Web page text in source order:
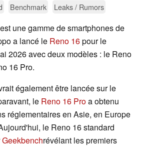
Benchmark Leaks / Rumors
une gamme de smartphones de
a lancé le Reno 16pour le
2026 avec deux modèles : le Reno
16 Pro.
également être lancée sur le
le Reno 16 Proa obtenu
réglementaires en Asie, en Europe
le Reno 16 standard
Geekbenchrévélant les premiers